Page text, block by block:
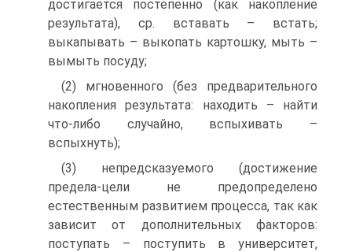
достигается постепенно (как накопление
результата), ср. вставать – встать;
выкапывать – выкопать картошку, мыть –
вымыть посуду;
(2) мгновенного (без предварительного
накопления результата: нахо­дить – найти
что-либо случайно, вспыхивать –
вспыхнуть);
(3) непредсказуемого (достижение
предела-цели не предопределено
естественным развитием процесса, так как
зависит от дополнительных факторов:
поступать – поступить в университет,